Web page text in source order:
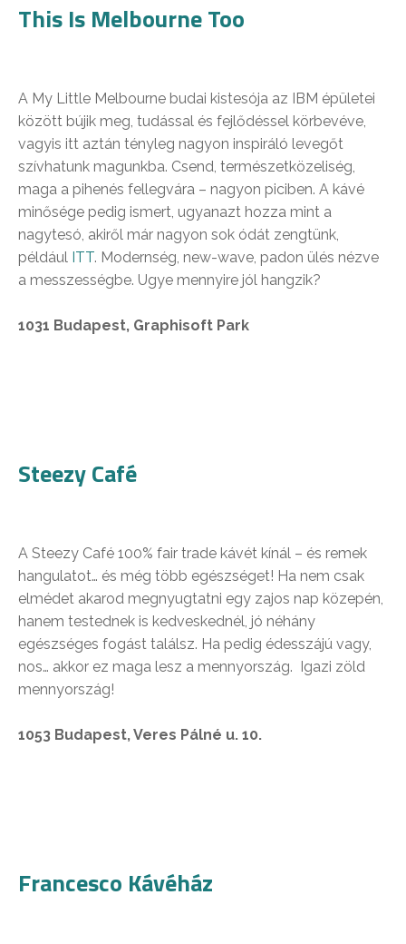
This Is Melbourne Too
A My Little Melbourne budai kistesója az IBM épületei
között bújik meg, tudással és fejlődéssel körbevéve,
vagyis itt aztán tényleg nagyon inspiráló levegőt
szívhatunk magunkba. Csend, természetközeliség,
maga a pihenés fellegvára – nagyon piciben. A kávé
minősége pedig ismert, ugyanazt hozza mint a
nagytesó, akiről már nagyon sok ódát zengtünk,
például ITT. Modernség, new-wave, padon ülés nézve
a messzességbe. Ugye mennyire jól hangzik?
1031 Budapest, Graphisoft Park
Steezy Café
A Steezy Café 100% fair trade kávét kínál – és remek
hangulatot… és még több egészséget! Ha nem csak
elmédet akarod megnyugtatni egy zajos nap közepén,
hanem testednek is kedveskednél, jó néhány
egészséges fogást találsz. Ha pedig édesszájú vagy,
nos… akkor ez maga lesz a mennyország. Igazi zöld
mennyország!
1053 Budapest, Veres Pálné u. 10.
Francesco Kávéház